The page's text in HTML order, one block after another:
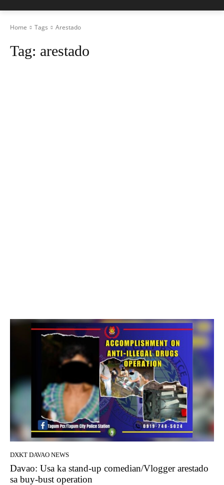
Home Tags Arestado
Tag: arestado
DXKT DAVAO NEWS
Davao: Usa ka stand-up comedian/Vlogger arestado
sa buy-bust operation